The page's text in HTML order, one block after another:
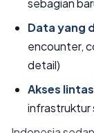
Data yang
encounter,
detail)
Akses lintas
infrastruktur